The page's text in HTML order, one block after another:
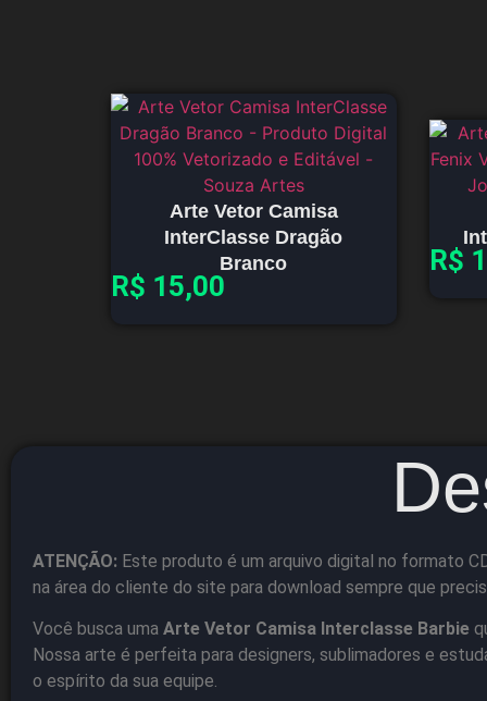
Arte Vetor Camisa
InterClasse Dragão
Branco
R$ 15,00
R$
ATENÇÃO: Este produto é um arquivo digital no formato
na área do cliente do site para download sempre que
Você busca uma Arte Vetor Camisa Interclasse Barbie
Nossa arte é perfeita para designers, sublimadores e
o espírito da sua equipe.